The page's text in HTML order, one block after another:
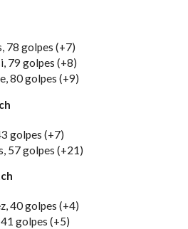
78 golpes (+7)
79 golpes (+8)
80 golpes (+9)
golpes (+7)
57 golpes (+21)
40 golpes (+4)
golpes (+5)